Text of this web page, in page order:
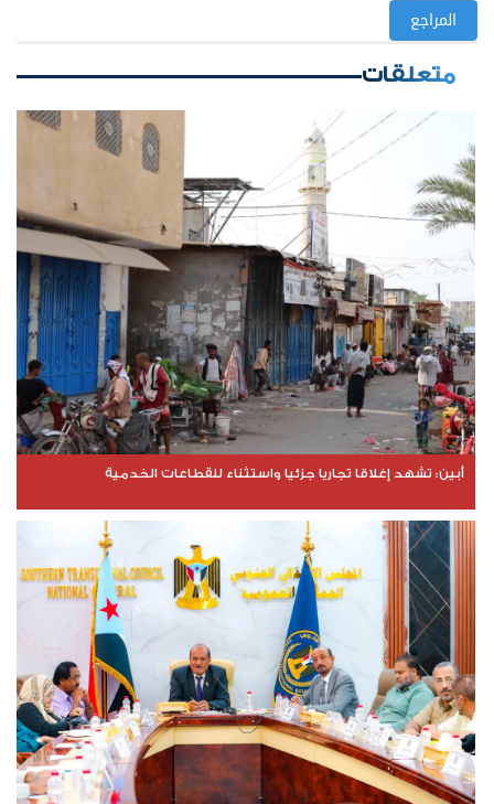
المراجع
متعلقات
​أبين: تشهد إغلاقا تجاريا جزئيا واستثناء للقطاعات الخدمية